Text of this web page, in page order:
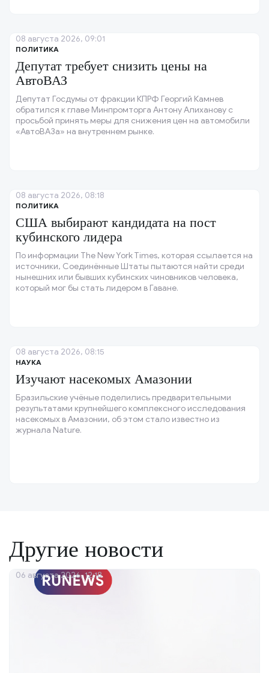
ПОЛИТИКА
Депутат требует снизить цены на
АвтоВАЗ
Депутат Госдумы от фракции КПРФ Георгий Камнев
обратился к главе Минпромторга Антону Алиханову с
просьбой принять меры для снижения цен на автомобили
«АвтоВАЗа» на внутреннем рынке.
08 августа 2026, 09:01
ПОЛИТИКА
США выбирают кандидата на пост
кубинского лидера
По информации The New York Times, которая ссылается на
источники, Соединённые Штаты пытаются найти среди
нынешних или бывших кубинских чиновников человека,
который мог бы стать лидером в Гаване.
08 августа 2026, 08:18
НАУКА
Изучают насекомых Амазонии
Бразильские учёные поделились предварительными
результатами крупнейшего комплексного исследования
насекомых в Амазонии, об этом стало известно из
журнала Nature.
08 августа 2026, 08:15
Другие новости
06 августа 2026, 12:18